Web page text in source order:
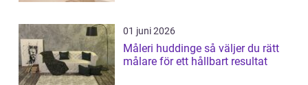
01 juni 2026
Måleri huddinge så väljer du rätt
målare för ett hållbart resultat